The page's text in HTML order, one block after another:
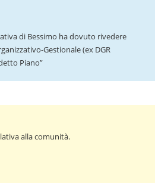
di Bessimo ha dovuto rivedere
Gestionale (ex DGR
Piano”
alla comunità.